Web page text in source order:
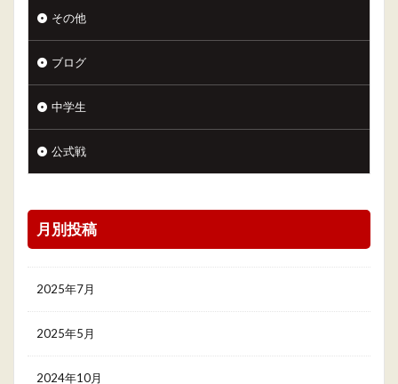
その他
ブログ
中学生
公式戦
月別投稿
2025年7月
2025年5月
2024年10月